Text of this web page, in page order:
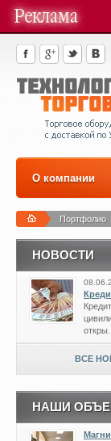
О компании
Портфолио
НОВОСТИ
откры...
ВСЕ
НАШИ